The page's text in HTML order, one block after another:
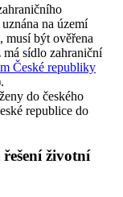
na území
musí být ověřena
má sídlo zahraniční
České republiky
do českého
republice do
životní